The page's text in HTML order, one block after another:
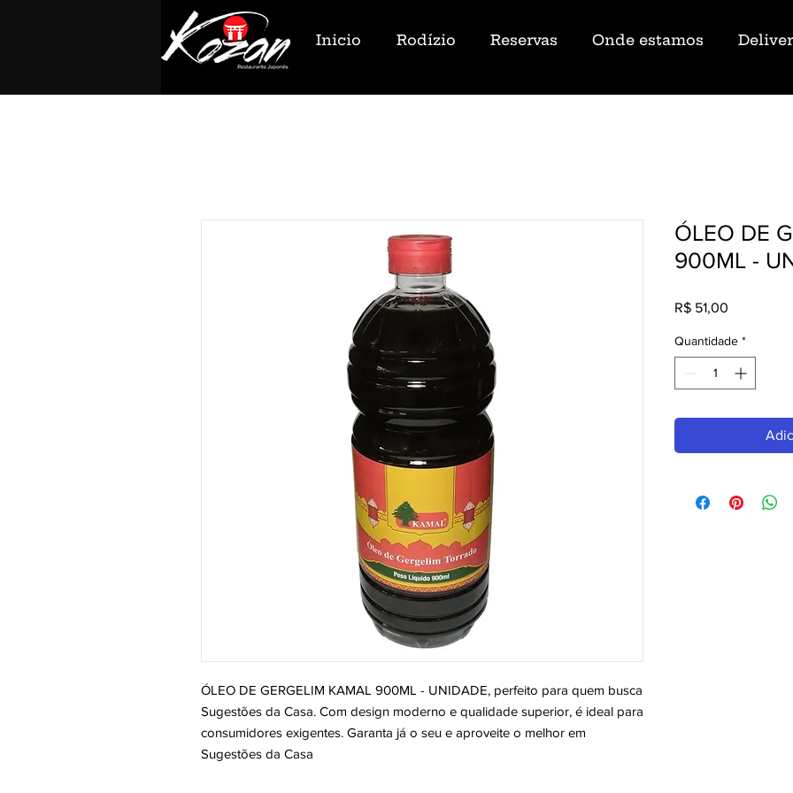
Inicio Rodízio Reservas Onde estamos
ÓLEO DE GERGELIM KAMAL 900ML - UNIDADE, perfeito para quem busca
Sugestões da Casa. Com design moderno e qualidade superior, é ideal para
consumidores exigentes. Garanta já o seu e aproveite o melhor em
Sugestões da Casa
ÓLEO DE
900ML -
R$ 51,00
Quantidade *